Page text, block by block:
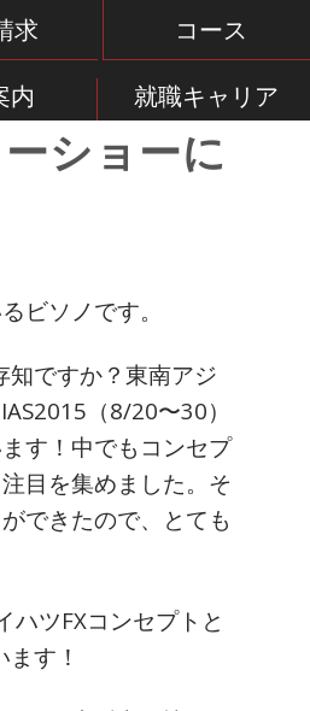
求 コース
内 就職キャリア
ショーに
ビソノです。
知ですか？東南アジ
（8/20〜30）
す！中でもコンセプ
目を集めました。そ
できたので、とても
ツFXコンセプトと
す！